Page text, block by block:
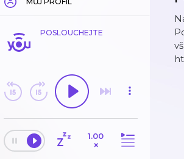
POSLOUCHEJTE
1.00
×